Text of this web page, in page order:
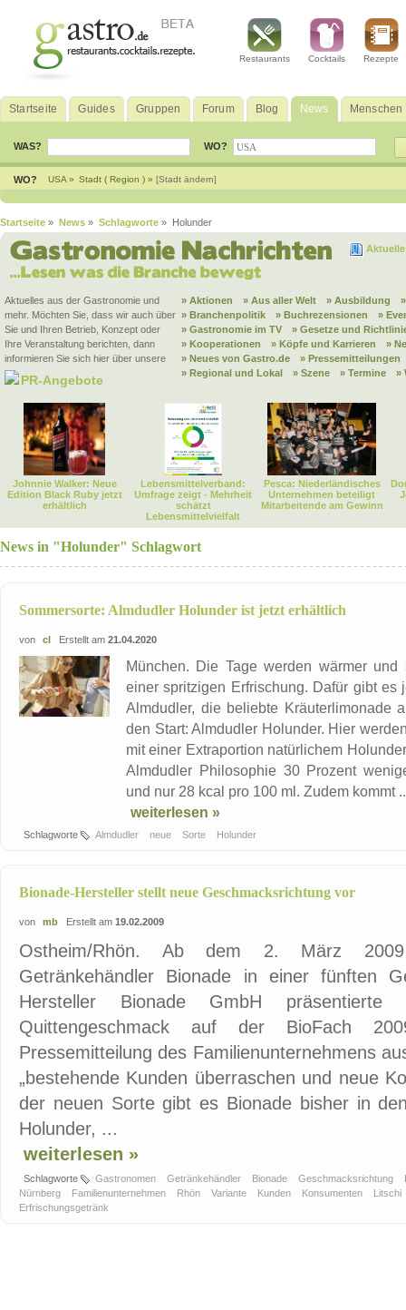
Restaurants Cocktails Rezepte
Startseite Guides Gruppen Forum Blog News Menschen
WAS? WO?
WO? USA » Stadt ( Region ) » [Stadt ändern]
Startseite » News » Schlagworte » Holunder
Aktuelles aus der Gastronomie und
mehr. Möchten Sie, dass wir auch über
Sie und Ihren Betrieb, Konzept oder
Ihre Veranstaltung berichten, dann
informieren Sie sich hier über unsere
PR-Angebote
» Aktionen » Aus aller Welt » Ausbildung
» Branchenpolitik
» Buchrezensionen
»
» Gastronomie im TV
» Gesetze und
» Kooperationen
» Köpfe und Karrieren
»
» Neues von Gastro.de
» Pressemitteilungen
» Regional und Lokal
» Szene » Termine »
Johnnie Walker: Neue
Edition Black Ruby jetzt
erhältlich
Lebensmittelverband:
Umfrage zeigt - Mehrheit
schätzt
Lebensmittelvielfalt
Pesca: Niederländisches
Unternehmen beteiligt
Mitarbeitende am Gewinn
News in "Holunder" Schlagwort
Sommersorte: Almdudler Holunder ist jetzt erhältlich
von cl Erstellt am 21.04.2020
München. Die Tage werden wärmer
einer spritzigen Erfrischung. Dafür gibt
Almdudler, die beliebte Kräuterlimonade
den Start: Almdudler Holunder. Hier
mit einer Extraportion natürlichem
Almdudler Philosophie 30 Prozent
und nur 28 kcal pro 100 ml. Zudem kommt
weiterlesen »
Schlagworte Almdudler neue Sorte Holunder
Bionade-Hersteller stellt neue Geschmacksrichtung vor
von mb Erstellt am 19.02.2009
Ostheim/Rhön. Ab dem 2. März
Getränkehändler Bionade in einer fünften
Hersteller Bionade GmbH präsentierte
Quittengeschmack auf der BioFach
Pressemitteilung des Familienunternehmens
„bestehende Kunden überraschen und neue
der neuen Sorte gibt es Bionade bisher in
Holunder, ...
weiterlesen »
Schlagworte Gastronomen Getränkehändler Bionade Geschmacksrichtung
Nürnberg
Familienunternehmen Rhön Variante Kunden Konsumenten
Litschi
Erfrischungsgetränk